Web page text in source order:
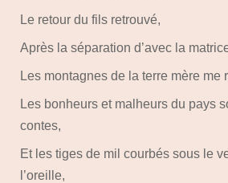
Le retour du fils retrouvé,
Après la séparation d’avec la
Les montagnes de la terre mère me
Les bonheurs et malheurs du pays
contes,
Et les tiges de mil courbés sous le
l’oreille,